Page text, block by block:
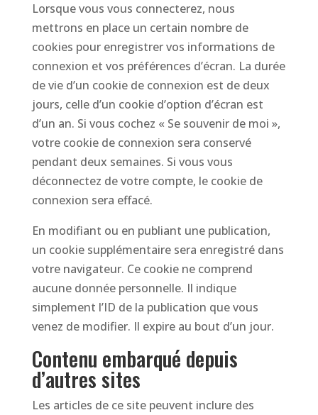
Lorsque vous vous connecterez, nous
mettrons en place un certain nombre de
cookies pour enregistrer vos informations de
connexion et vos préférences d’écran. La durée
de vie d’un cookie de connexion est de deux
jours, celle d’un cookie d’option d’écran est
d’un an. Si vous cochez « Se souvenir de moi »,
votre cookie de connexion sera conservé
pendant deux semaines. Si vous vous
déconnectez de votre compte, le cookie de
connexion sera effacé.
En modifiant ou en publiant une publication,
un cookie supplémentaire sera enregistré dans
votre navigateur. Ce cookie ne comprend
aucune donnée personnelle. Il indique
simplement l’ID de la publication que vous
venez de modifier. Il expire au bout d’un jour.
Contenu embarqué depuis
d’autres sites
Les articles de ce site peuvent inclure des